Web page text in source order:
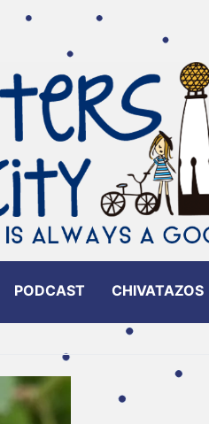
PODCAST CHIVATAZOS